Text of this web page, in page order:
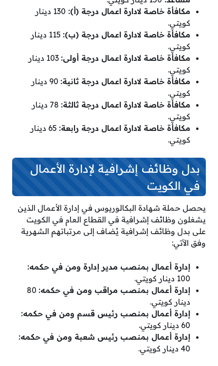
مكافأة خاصة لادارة اعمال درجة (أ):
130 دينار
كويتي.
مكافأة خاصة لادارة اعمال درجة (ب):
115 دينار
كويتي.
مكافأة خاصة لادارة اعمال درجة أولى:
103 دينار
كويتي.
مكافأة خاصة لادارة اعمال درجة ثانية:
90 دينار
كويتي.
مكافأة خاصة لادارة اعمال درجة ثالثة:
78 دينار
كويتي.
مكافأة خاصة لادارة اعمال درجة رابعة:
65 دينار
كويتي.
بدل وظائف إشرافية لإدارة الأعمال
في الكويت
يحصل حملة شهادة البكالوريوس في إدارة الأعمال الذين
يشغلون وظائف إشرافية في القطاع العام في الكويت
على بدل وظائف إشرافية يُضاف إلى مرتباتهم الشهرية
وفق الآتي:
إدارة أعمال بمنصب مدير إدارة ومن في حكمه:
100 دينار كويتي.
إدارة أعمال بمنصب مراقب ومن في حكمه: 80
دينار كويتي.
إدارة أعمال بمنصب رئيس قسم ومن في حكمه:
60 دينار كويتي.
إدارة أعمال بمنصب رئيس شعبة ومن في حكمه:
40 دينار كويتي.